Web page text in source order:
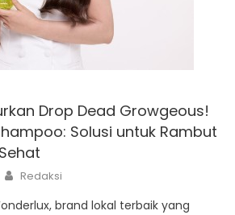
Drop Dead Growgeous!
Solusi untuk Rambut
Author
Redaksi
brand lokal terbaik yang